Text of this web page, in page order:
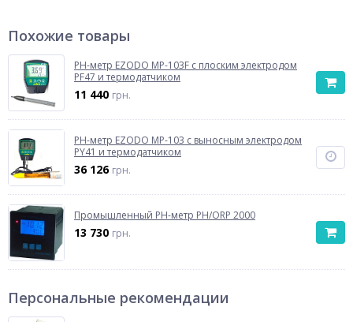
Похожие товары
РН-метр EZODO MP-103F с плоским электродом
PF47 и термодатчиком
11 440 грн.
РН-метр EZODO MP-103 с выносным электродом
PY41 и термодатчиком
36 126 грн.
Промышленный PH-метр PH/ORP 2000
13 730 грн.
Персональные рекомендации